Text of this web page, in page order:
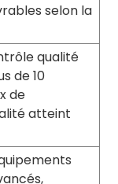
selon la
qualité
de 10
de
atteint